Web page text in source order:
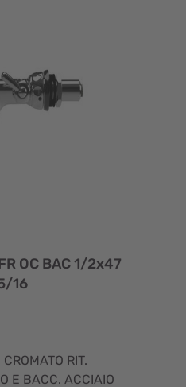
OC BAC 1/2x47
16
RIT.
E BACC. ACCIAIO